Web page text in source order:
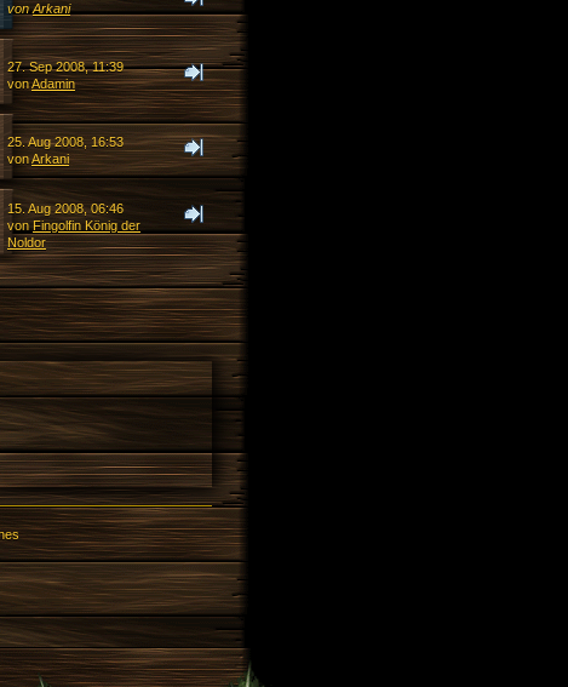
vonArkani
27. Sep 2008, 11:39
vonAdamin
25. Aug 2008, 16:53
vonArkani
15. Aug 2008, 06:46
vonFingolfin König der
Noldor